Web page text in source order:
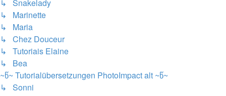
↳ Snakelady
↳ Marinette
↳ Maria
↳ Chez Douceur
↳ Tutoriais Elaine
↳ Bea
~წ~ Tutorialübersetzungen PhotoImpact alt ~წ~
↳ Sonni